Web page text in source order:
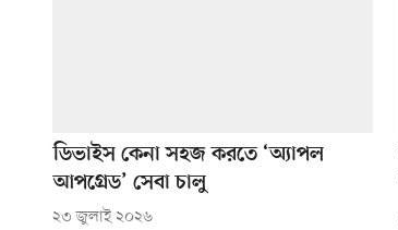
ডিভাইস কেনা সহজ করতে ‘অ্যাপল
আপগ্রেড’ সেবা চালু
২৩ জুলাই ২০২৬